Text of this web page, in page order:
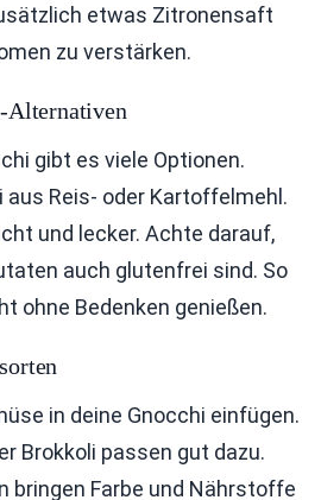
etwas Zitronensaft
zu verstärken.
Alternativen
gibt es viele Optionen.
aus Reis- oder Kartoffelmehl.
und lecker. Achte darauf,
auch glutenfrei sind. So
ohne Bedenken genießen.
in deine Gnocchi einfügen.
Brokkoli passen gut dazu.
bringen Farbe und Nährstoffe